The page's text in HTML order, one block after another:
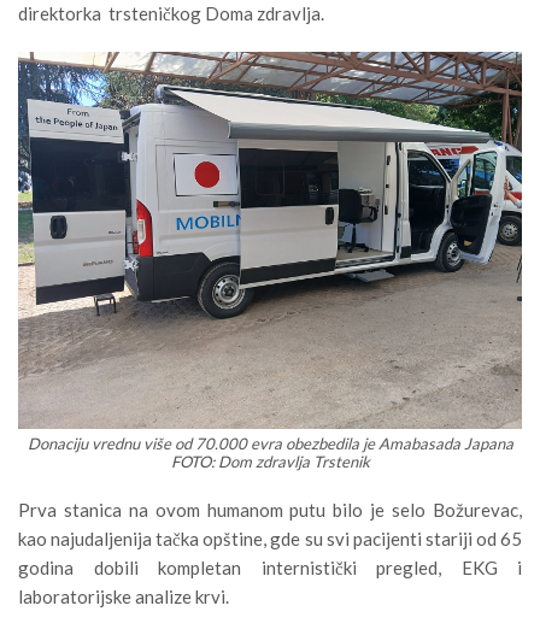
direktorka trsteničkog Doma zdravlja.
Donaciju vrednu više od 70.000 evra obezbedila je Amabasada Japana
FOTO: Dom zdravlja Trstenik
Prva stanica na ovom humanom putu bilo je selo Božurevac,
kao najudaljenija tačka opštine, gde su svi pacijenti stariji od 65
godina dobili kompletan internistički pregled, EKG i
laboratorijske analize krvi.